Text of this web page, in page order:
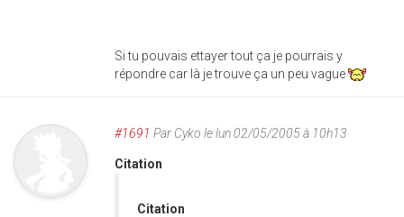
Si tu pouvais ettayer tout ça je pourrais y
répondre car là je trouve ça un peu vague
#1691 Par Cyko le lun 02/05/2005 à 10h13
Citation
Citation